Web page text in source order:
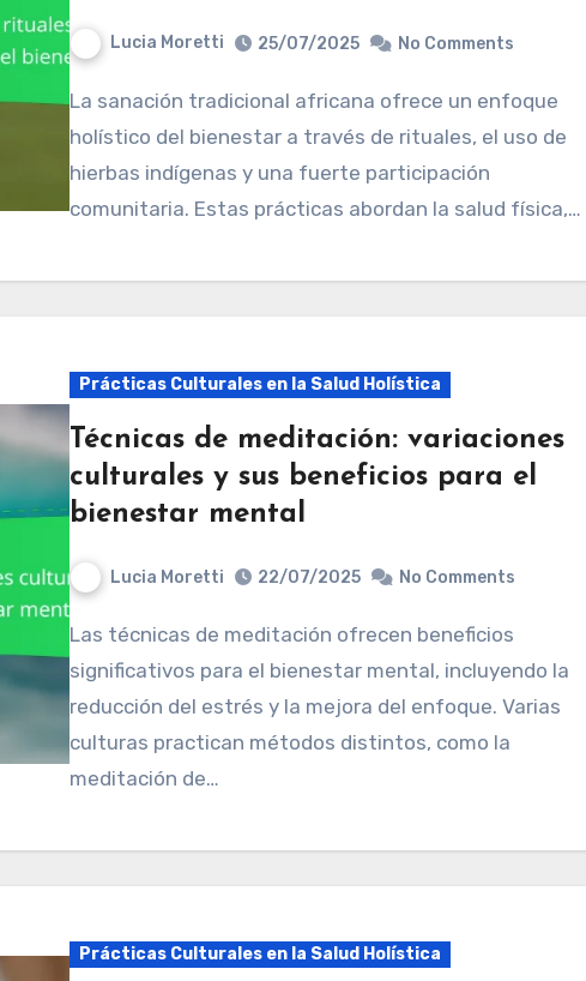
Lucia Moretti 25/07/2025 No Comments
La sanación tradicional africana ofrece un enfoque
holístico del bienestar a través de rituales, el uso de
hierbas indígenas y una fuerte participación
comunitaria. Estas prácticas abordan la salud física,…
Prácticas Culturales en la Salud Holística
Técnicas de meditación: variaciones
culturales y sus beneficios para el
bienestar mental
Lucia Moretti 22/07/2025 No Comments
Las técnicas de meditación ofrecen beneficios
significativos para el bienestar mental, incluyendo la
reducción del estrés y la mejora del enfoque. Varias
culturas practican métodos distintos, como la
meditación de…
Prácticas Culturales en la Salud Holística